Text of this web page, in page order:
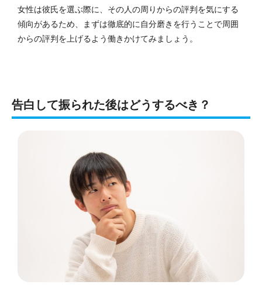
女性は彼氏を選ぶ際に、その人の周りからの評判を気にする
傾向があるため、まずは徹底的に自分磨きを行うことで周囲
からの評判を上げるよう働きかけてみましょう。
告白して振られた後はどうするべき？